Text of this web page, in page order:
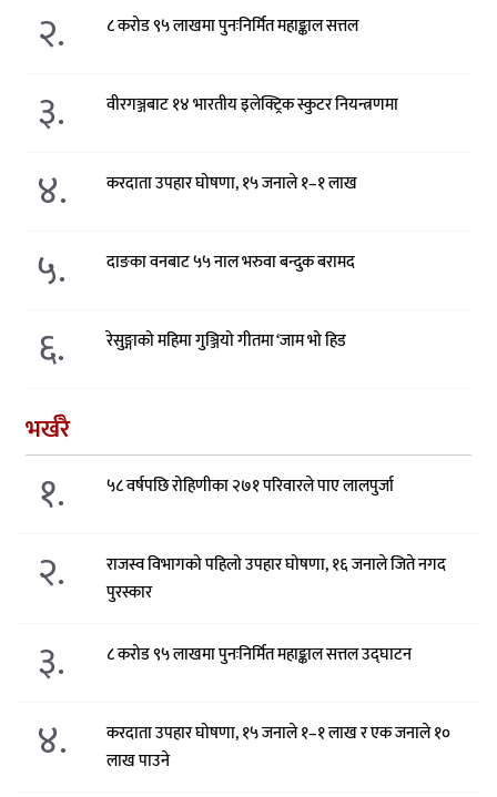
२. ८ करोड ९५ लाखमा पुनःनिर्मित महाङ्काल सत्तल
३. वीरगञ्जबाट १४ भारतीय इलेक्ट्रिक स्कुटर नियन्त्रणमा
४. करदाता उपहार घोषणा, १५ जनाले १–१ लाख
५. दाङका वनबाट ५५ नाल भरुवा बन्दुक बरामद
६. रेसुङ्गाको महिमा गुञ्जियो गीतमा ‘जाम भो हिड
भर्खरै
१. ५८ वर्षपछि रोहिणीका २७१ परिवारले पाए लालपुर्जा
२.
राजस्व विभागको पहिलो उपहार घोषणा, १६ जनाले जिते नगद
पुरस्कार
३. ८ करोड ९५ लाखमा पुनःनिर्मित महाङ्काल सत्तल उद्घाटन
४.
करदाता उपहार घोषणा, १५ जनाले १–१ लाख र एक जनाले १०
लाख पाउने